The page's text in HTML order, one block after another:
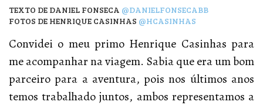
TEXTO DE DANIEL FONSECA @DANIELFONSECABB
FOTOS DE HENRIQUE CASINHAS @HCASINHAS
Convidei o meu primo Henrique Casinhas para
me acompanhar na viagem. Sabia que era um bom
parceiro para a aventura, pois nos últimos anos
temos trabalhado juntos, ambos representamos a